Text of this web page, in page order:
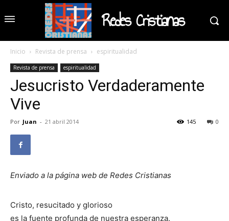
Redes Cristianas
Inicio Revista de prensa espiritualidad
Revista de prensa espiritualidad
Jesucristo Verdaderamente
Vive
Por Juan - 21 abril 2014 0
145
Enviado a la página web de Redes Cristianas
Cristo, resucitado y glorioso
es la fuente profunda de nuestra esperanza.